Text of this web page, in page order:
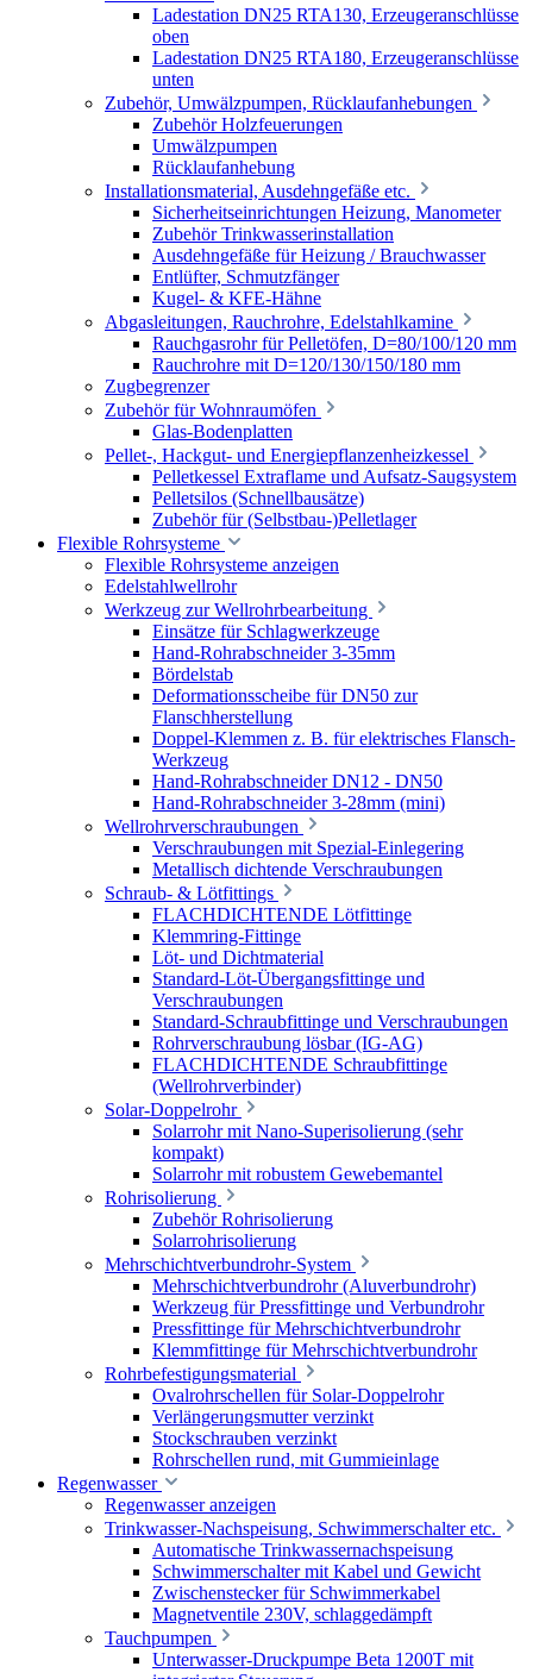
Ladestation DN25 RTA130, Erzeugeranschlüsse
oben
Ladestation DN25 RTA180, Erzeugeranschlüsse
unten
Zubehör, Umwälzpumpen, Rücklaufanhebungen
Zubehör Holzfeuerungen
Umwälzpumpen
Rücklaufanhebung
Installationsmaterial, Ausdehngefäße etc.
Sicherheitseinrichtungen Heizung, Manometer
Zubehör Trinkwasserinstallation
Ausdehngefäße für Heizung / Brauchwasser
Entlüfter, Schmutzfänger
Kugel- & KFE-Hähne
Abgasleitungen, Rauchrohre, Edelstahlkamine
Rauchgasrohr für Pelletöfen, D=80/100/120 mm
Rauchrohre mit D=120/130/150/180 mm
Zugbegrenzer
Zubehör für Wohnraumöfen
Glas-Bodenplatten
Pellet-, Hackgut- und Energiepflanzenheizkessel
Pelletkessel Extraflame und Aufsatz-Saugsystem
Pelletsilos (Schnellbausätze)
Zubehör für (Selbstbau-)Pelletlager
Flexible Rohrsysteme
Flexible Rohrsysteme anzeigen
Edelstahlwellrohr
Werkzeug zur Wellrohrbearbeitung
Einsätze für Schlagwerkzeuge
Hand-Rohrabschneider 3-35mm
Bördelstab
Deformationsscheibe für DN50 zur
Flanschherstellung
Doppel-Klemmen z. B. für elektrisches Flansch-
Werkzeug
Hand-Rohrabschneider DN12 - DN50
Hand-Rohrabschneider 3-28mm (mini)
Wellrohrverschraubungen
Verschraubungen mit Spezial-Einlegering
Metallisch dichtende Verschraubungen
Schraub- & Lötfittings
FLACHDICHTENDE Lötfittinge
Klemmring-Fittinge
Löt- und Dichtmaterial
Standard-Löt-Übergangsfittinge und
Verschraubungen
Standard-Schraubfittinge und Verschraubungen
Rohrverschraubung lösbar (IG-AG)
FLACHDICHTENDE Schraubfittinge
(Wellrohrverbinder)
Solar-Doppelrohr
Solarrohr mit Nano-Superisolierung (sehr
kompakt)
Solarrohr mit robustem Gewebemantel
Rohrisolierung
Zubehör Rohrisolierung
Solarrohrisolierung
Mehrschichtverbundrohr-System
Mehrschichtverbundrohr (Aluverbundrohr)
Werkzeug für Pressfittinge und Verbundrohr
Pressfittinge für Mehrschichtverbundrohr
Klemmfittinge für Mehrschichtverbundrohr
Rohrbefestigungsmaterial
Ovalrohrschellen für Solar-Doppelrohr
Verlängerungsmutter verzinkt
Stockschrauben verzinkt
Rohrschellen rund, mit Gummieinlage
Regenwasser
Regenwasser anzeigen
Trinkwasser-Nachspeisung, Schwimmerschalter etc.
Automatische Trinkwassernachspeisung
Schwimmerschalter mit Kabel und Gewicht
Zwischenstecker für Schwimmerkabel
Magnetventile 230V, schlaggedämpft
Tauchpumpen
Unterwasser-Druckpumpe Beta 1200T mit